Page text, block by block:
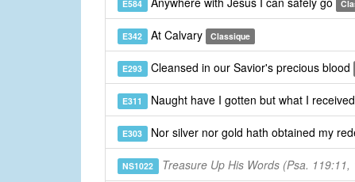
E584
E342 At Calvary Classique
E293 Cleansed in our Savior's precious blood
E311 Naught have I gotten but what I received
E303 Nor silver nor gold hath obtained my
NS1022 Treasure Up His Words (Psa. 119:11,